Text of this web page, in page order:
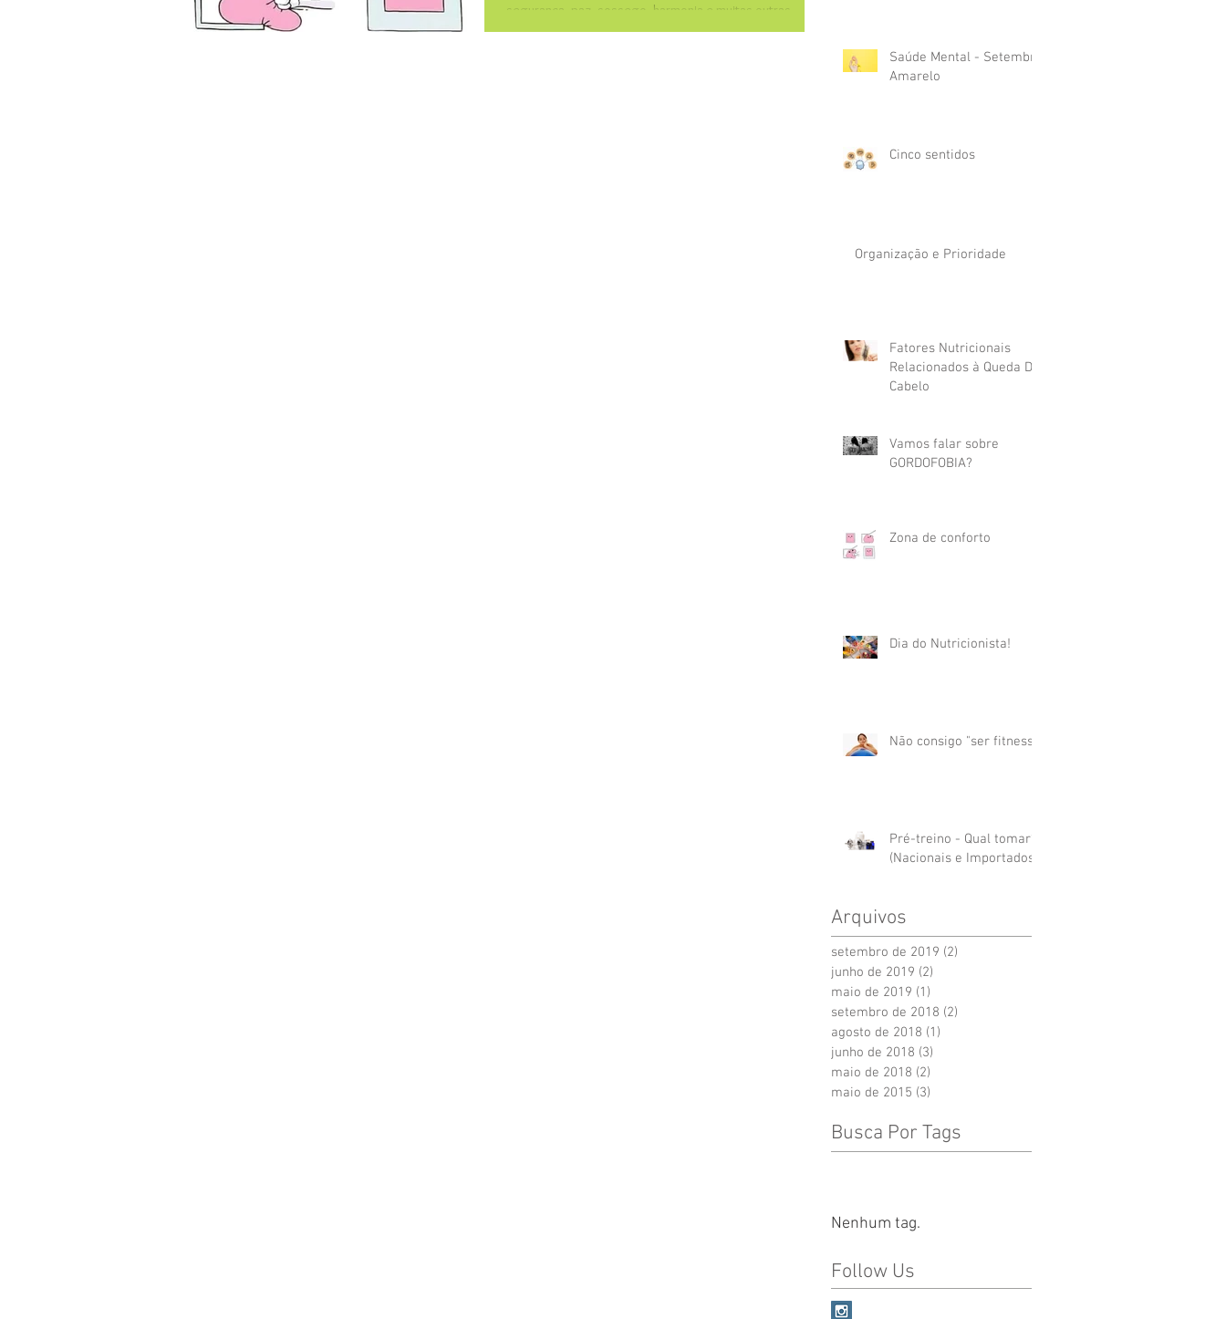
segurança, paz, sossego, harmonia e muitas outras
coisas boas que podem acontecer...
Saúde Mental - Setembro
Amarelo
Cinco sentidos
Organização e Prioridade
Fatores Nutricionais
Relacionados à Queda De
Cabelo
Vamos falar sobre
GORDOFOBIA?
Zona de conforto
Dia do Nutricionista!
Não consigo "ser fitness"
Pré-treino - Qual tomar?
(Nacionais e Importados)
Arquivos
setembro de 2019 (2)
junho de 2019 (2)
maio de 2019 (1)
setembro de 2018 (2)
agosto de 2018 (1)
junho de 2018 (3)
maio de 2018 (2)
maio de 2015 (3)
Busca Por Tags
Nenhum tag.
Follow Us